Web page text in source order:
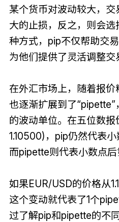
某个货币对波动较大，
大的止损，反之，则会
种方式，pip不仅帮助交
为他们提供了灵活调整交
在外汇市场上，随着报
也逐渐扩展到了
的波动单位。在五位数
1.10500)，pip仍然代表小
而pipette则代表小数点后
如果EUR/USD的价格从
这个变动就代表了1个
过了解pip和pipette的不